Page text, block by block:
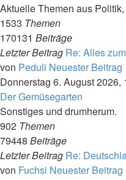
Aktuelle Themen aus
1533 Themen
170131 Beiträge
Letzter Beitrag Re: Alles
von Peduli Neuester Beitrag
Donnerstag 6. August 2026,
Der Gemüsegarten
Sonstiges und drumherum.
902 Themen
79448 Beiträge
Letzter Beitrag Re:
von Fuchsi Neuester Beitrag